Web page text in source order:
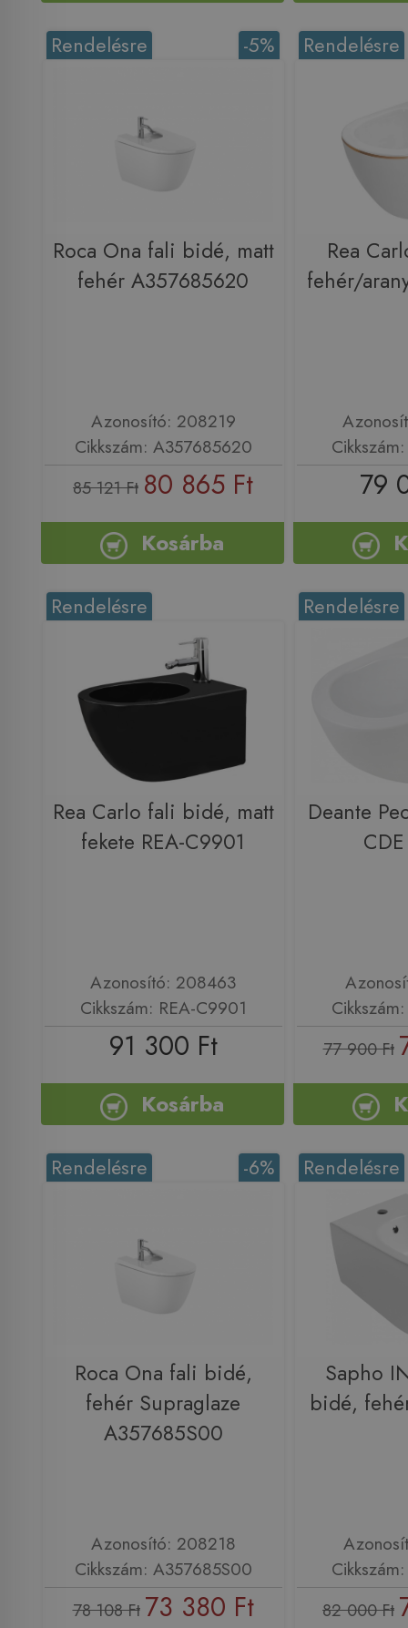
-5%
Rendelésre
Roca Ona fali bidé, matt
fehér A357685620
Azonosító: 208219
Cikkszám: A357685620
85 121 Ft 80 865 Ft
Kosárba
Rendelésre
Rea
fehér/
79
Rendelésre
Rea Carlo fali bidé, matt
fekete REA-C9901
Azonosító: 208463
Cikkszám: REA-C9901
91 300 Ft
Kosárba
Rendelésre
Deante
77 900 Ft
-6%
Rendelésre
Roca Ona fali bidé,
fehér Supraglaze
A357685S00
Azonosító: 208218
Cikkszám: A357685S00
78 108 Ft 73 380 Ft
Rendelésre
Sapho
bidé,
82 000 Ft